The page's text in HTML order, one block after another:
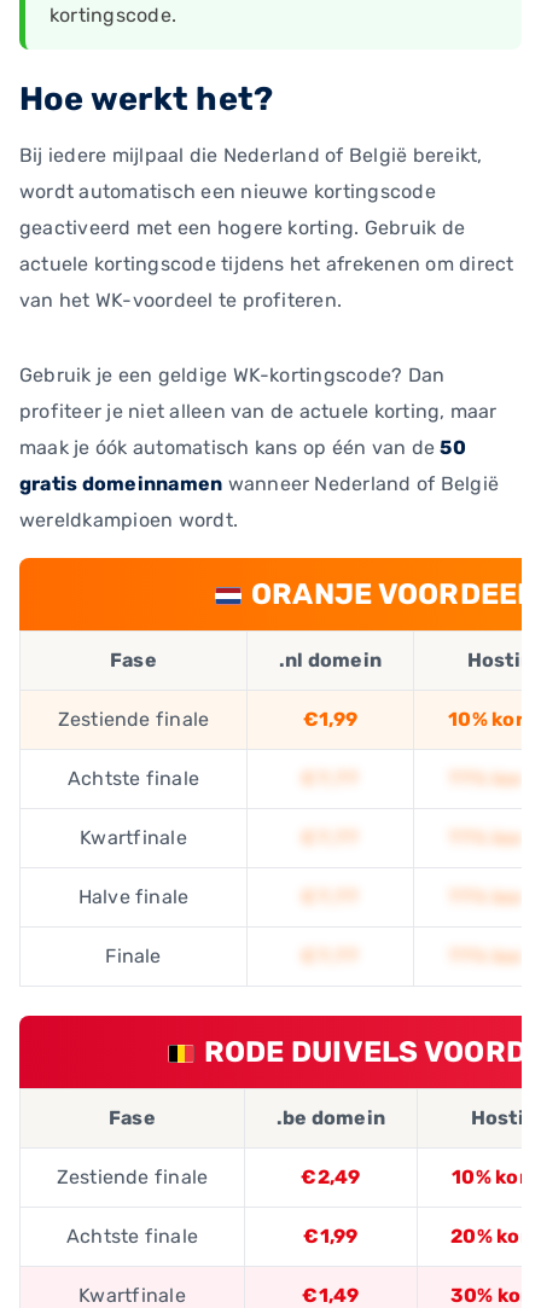
kortingscode.
Hoe werkt het?
Bij iedere mijlpaal die Nederland of België bereikt,
wordt automatisch een nieuwe kortingscode
geactiveerd met een hogere korting. Gebruik de
actuele kortingscode tijdens het afrekenen om direct
van het WK-voordeel te profiteren.
Gebruik je een geldige WK-kortingscode? Dan
profiteer je niet alleen van de actuele korting, maar
maak je óók automatisch kans op één van de50
gratis domeinnamen wanneer Nederland of België
wereldkampioen wordt.
ORANJE
Fase .nl domein
Zestiende finale €1,99 10%
Achtste finale ??%
Kwartfinale ??%
Halve finale ??%
Finale ??%
RODE DUIVELS
Fase .be domein
Zestiende finale €2,49 10%
Achtste finale €1,99 20%
Kwartfinale €1,49 30%